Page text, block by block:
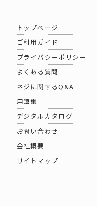
トップページ
ご利用ガイド
プライバシーポリシー
よくある質問
ネジに関するQ&A
用語集
デジタルカタログ
お問い合わせ
会社概要
サイトマップ